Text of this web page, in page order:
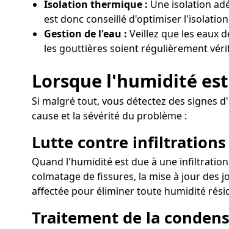
Isolation thermique : Une isolation
est donc conseillé d'optimiser
Gestion de l'eau : Veillez que les eaux
les gouttières soient régulièrement
Lorsque l'humidité
Si malgré tout, vous détectez des signes
cause et la sévérité du problème :
Lutte contre infiltrations
Quand l'humidité est due à une
colmatage de fissures, la mise à jour des
affectée pour éliminer toute humidité
Traitement de la